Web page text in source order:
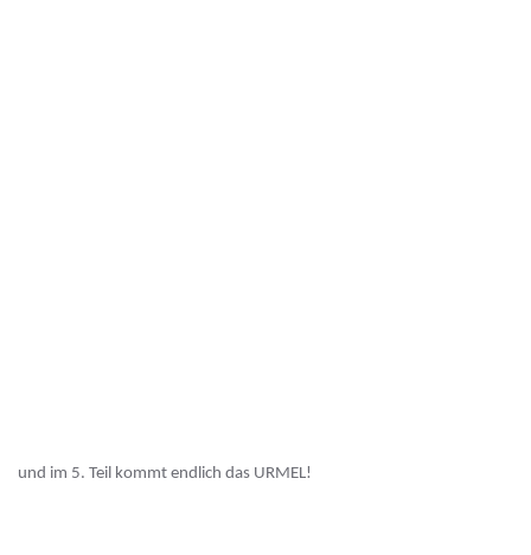
und im 5. Teil kommt endlich das URMEL!